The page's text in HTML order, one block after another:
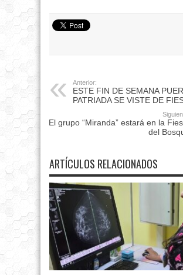
Anterior:
ESTE FIN DE SEMANA
PATRIADA SE VISTE DE
El grupo “Miranda” estará en la
del
ARTÍCULOS RELACIONADOS